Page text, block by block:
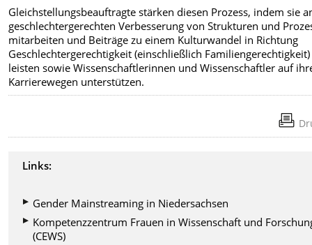
Gleichstellungsbeauftragte stärken diesen Prozess, indem sie
geschlechtergerechten Verbesserung von Strukturen und
mitarbeiten und Beiträge zu einem Kulturwandel in Richtung
Geschlechtergerechtigkeit (einschließlich Familiengerechtigkeit)
leisten sowie Wissenschaftlerinnen und Wissenschaftler auf
Karrierewegen unterstützen.
Links:
Gender Mainstreaming in Niedersachsen
Kompetenzzentrum Frauen in Wissenschaft und
(CEWS)